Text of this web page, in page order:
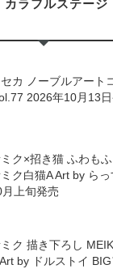
カラフルステー
カ ノーブルアート
2026年10月13
ク×招き猫 ふわも
ク白猫A Art by ら
上旬発売
ク 描き下ろし
by ドルストイ